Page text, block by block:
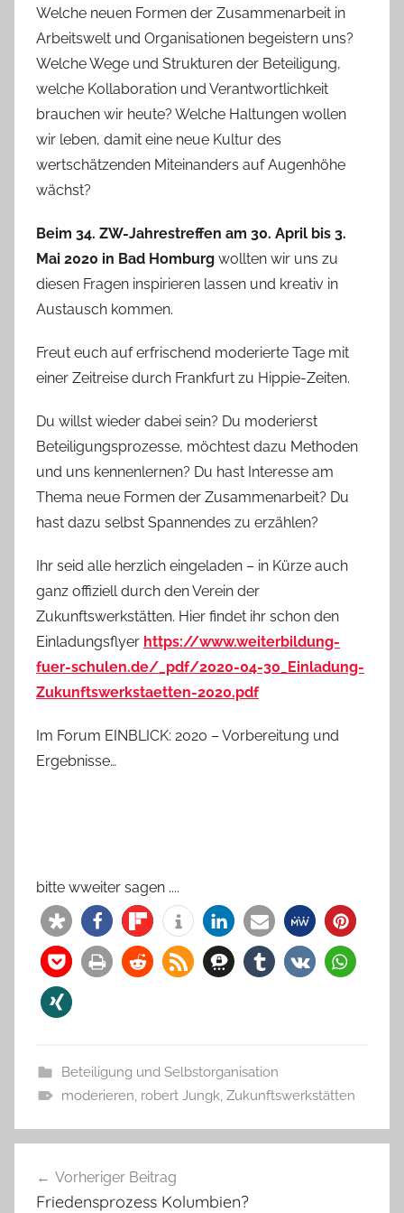
Welche neuen Formen der Zusammenarbeit in
Arbeitswelt und Organisationen begeistern uns?
Welche Wege und Strukturen der Beteiligung,
welche Kollaboration und Verantwortlichkeit
brauchen wir heute? Welche Haltungen wollen
wir leben, damit eine neue Kultur des
wertschätzenden Miteinanders auf Augenhöhe
wächst?
Beim 34. ZW-Jahrestreffen am 30. April bis 3.
Mai 2020 in Bad Homburg wollten wir uns zu
diesen Fragen inspirieren lassen und kreativ in
Austausch kommen.
Freut euch auf erfrischend moderierte Tage mit
einer Zeitreise durch Frankfurt zu Hippie-Zeiten.
Du willst wieder dabei sein? Du moderierst
Beteiligungsprozesse, möchtest dazu Methoden
und uns kennenlernen? Du hast Interesse am
Thema neue Formen der Zusammenarbeit? Du
hast dazu selbst Spannendes zu erzählen?
Ihr seid alle herzlich eingeladen – in Kürze auch
ganz offiziell durch den Verein der
Zukunftswerkstätten. Hier findet ihr schon den
Einladungsflyer https://www.weiterbildung-
fuer-schulen.de/_pdf/2020-04-30_Einladung-
Zukunftswerkstaetten-2020.pdf
Im Forum EINBLICK: 2020 – Vorbereitung und
Ergebnisse…
bitte wweiter sagen ....
Beteiligung und Selbstorganisation
moderieren robert Jungk, Zukunftswerkstätten
Vorheriger Beitrag
Friedensprozess Kolumbien?